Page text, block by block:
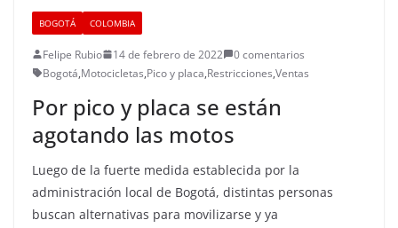
BOGOTÁ COLOMBIA
Felipe Rubio 14 de febrero de 2022
0 comentarios
Bogotá,Motocicletas,Pico y placa,Restricciones,Ventas
Por pico y placa se están
agotando las motos
Luego de la fuerte medida establecida por la
administración local de Bogotá, distintas personas
buscan alternativas para movilizarse y ya